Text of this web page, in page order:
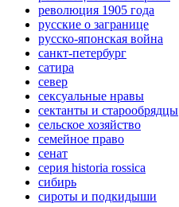
революция 1905 года
русские о загранице
русско-японская война
санкт-петербург
сатира
север
сексуальные нравы
сектанты и старообрядцы
сельское хозяйство
семейное право
сенат
серия historia rossica
сибирь
сироты и подкидыши